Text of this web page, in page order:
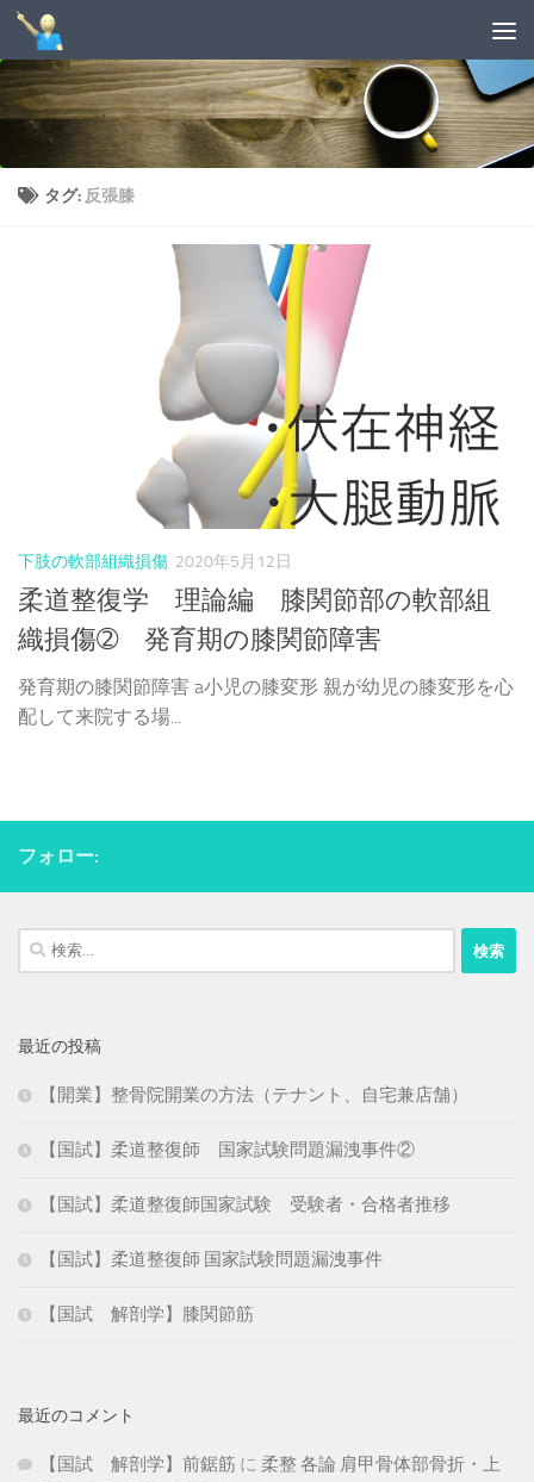
コンテンツへスキップ
タグ: 反張膝
下肢の軟部組織損傷 2020年5月12日
柔道整復学 理論編 膝関節部の軟部組
織損傷➁ 発育期の膝関節障害
発育期の膝関節障害 a小児の膝変形 親が幼児の膝変形を心
配して来院する場...
フォロー:
検
索:
最近の投稿
【開業】整骨院開業の方法（テナント、自宅兼店舗）
【国試】柔道整復師 国家試験問題漏洩事件②
【国試】柔道整復師国家試験 受験者・合格者推移
【国試】柔道整復師 国家試験問題漏洩事件
【国試 解剖学】膝関節筋
最近のコメント
【国試 解剖学】前鋸筋 に 柔整 各論 肩甲骨体部骨折・上